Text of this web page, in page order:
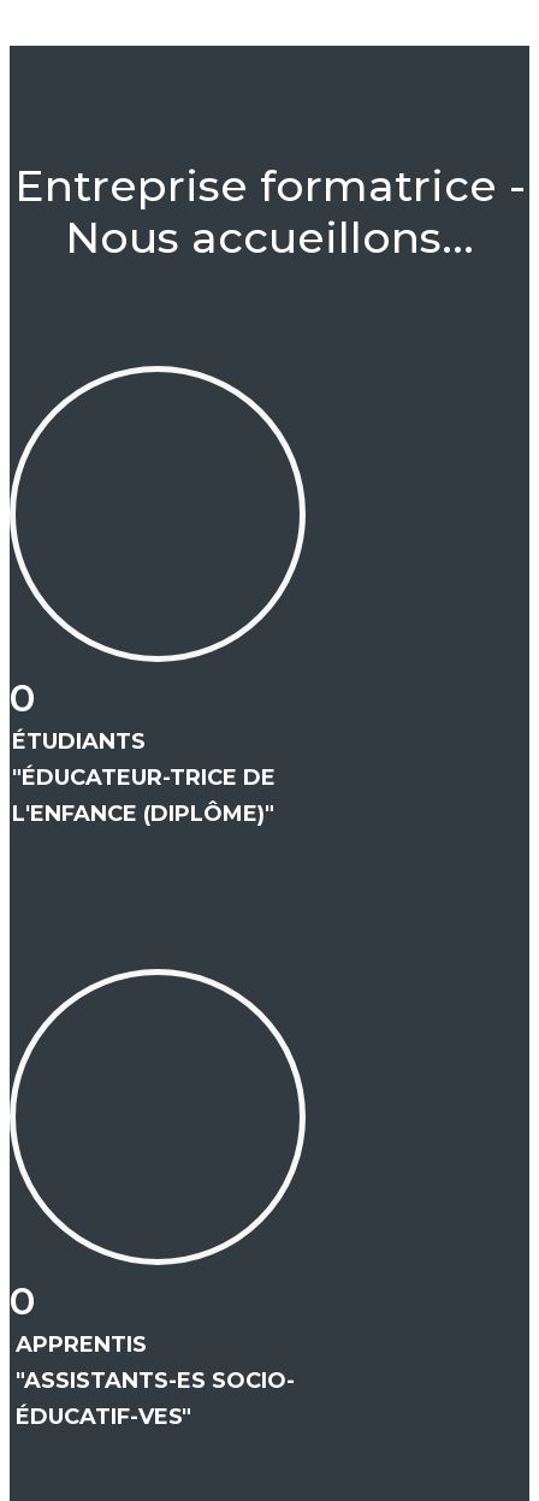
Entreprise formatrice -
Nous accueillons...
0
ÉTUDIANTS
"ÉDUCATEUR-TRICE DE
L'ENFANCE (DIPLÔME)"
0
APPRENTIS
"ASSISTANTS-ES SOCIO-
ÉDUCATIF-VES"